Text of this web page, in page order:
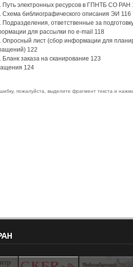
Путь электронных ресурсов в ГПНТБ СО РАН
библиографического описания ЭИ 116
ответственные за
для рассылки по e-mail 118
лист (сбор информации для
122
заказа на сканирование 123
124
пожалуйста, выделите фрагмент текста и